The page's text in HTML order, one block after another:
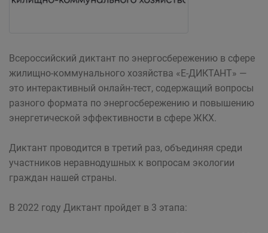
Всероссийский диктант по энергосбережению в сфере
жилищно-коммунального хозяйства «E-ДИКТАНТ» —
это интерактивный онлайн-тест, содержащий вопросы
разного формата по энергосбережению и повышению
энергетической эффективности в сфере ЖКХ.
Диктант проводится в третий раз, объединяя среди
участников неравнодушных к вопросам экологии
граждан нашей страны.
В 2022 году Диктант пройдет в 3 этапа: